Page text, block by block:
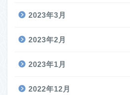
2023年3月
2023年2月
2023年1月
2022年12月